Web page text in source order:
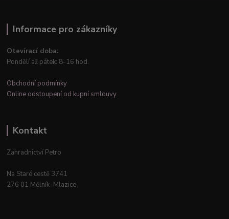
Informace pro zákazníky
Otevírací doba:
Pondělí až pátek: 8-16 hod.
Obchodní podmínky
Online odstoupení od kupní smlouvy
Kontakt
Zahradnictví Petro
Na Staré cestě 3741
276 01 Mělník–Mlazice